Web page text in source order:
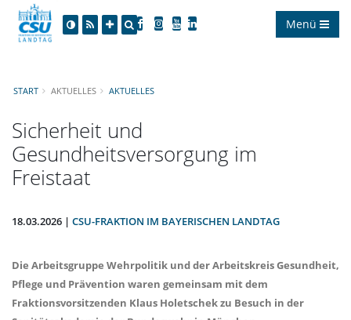
Menü
START AKTUELLES AKTUELLES
Sicherheit und
Gesundheitsversorgung im
Freistaat
18.03.2026 | CSU-FRAKTION IM BAYERISCHEN LANDTAG
Die Arbeitsgruppe Wehrpolitik und der Arbeitskreis Gesundheit,
Pflege und Prävention waren gemeinsam mit dem
Fraktionsvorsitzenden Klaus Holetschek zu Besuch in der